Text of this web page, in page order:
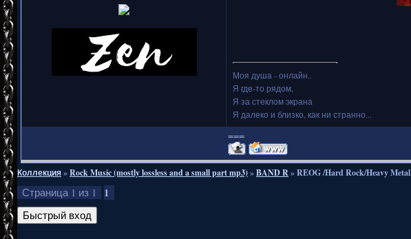
Моя душа - онлайн..
Я где-то рядом,
Я за стеклом экрана
Я далеко и близко, как ни странно...
===
Коллекция»Rock Music (mostly lossless and a small part mp3)»BAND R»REOG /Hard Rock/Heavy Metal
Страница 1 из 1 1